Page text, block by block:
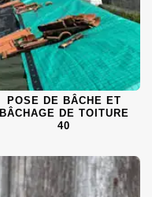
POSE DE BÂCHE ET
BÂCHAGE DE TOITURE
40